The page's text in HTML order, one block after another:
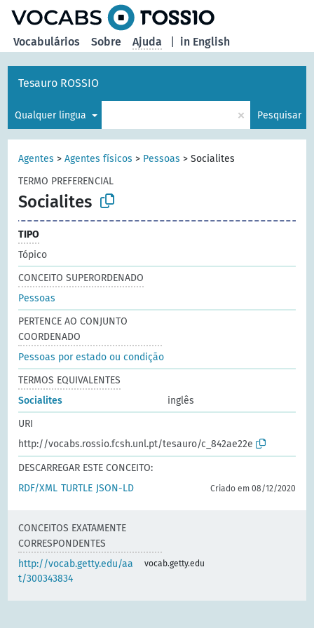
in English
Vocabulários Sobre Ajuda
Tesauro ROSSIO
Qualquer língua × Pesquisar
Agentes >Agentes físicos > Pessoas >Socialites
TERMO PREFERENCIAL
Socialites
TIPO
Tópico
CONCEITO SUPERORDENADO
Pessoas
PERTENCE AO CONJUNTO
COORDENADO
Pessoas por estado ou condição
TERMOS EQUIVALENTES
Socialites
inglês
URI
http://vocabs.rossio.fcsh.unl.pt/tesauro/c_842ae22e
DESCARREGAR ESTE CONCEITO:
RDF/XML TURTLE JSON-LD Criado em 08/12/2020
CONCEITOS EXATAMENTE
CORRESPONDENTES
http://vocab.getty.edu/aa
t/300343834
vocab.getty.edu